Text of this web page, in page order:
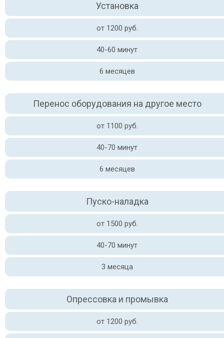
Установка
от 1200 руб.
40-60 минут
6 месяцев
Перенос оборудования на другое место
от 1100 руб.
40-70 минут
6 месяцев
Пуско-наладка
от 1500 руб.
40-70 минут
3 месяца
Опрессовка и промывка
от 1200 руб.